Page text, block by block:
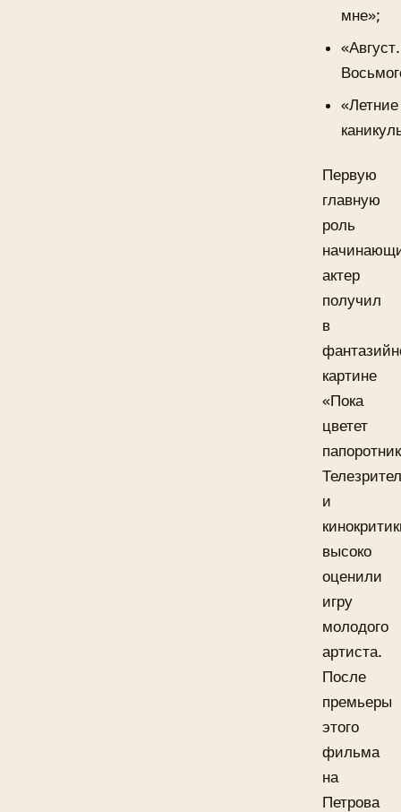
мне»;
«Август.
«Летние
Первую
главную
роль
актер
получил
в
картине
«Пока
цветет
и
высоко
оценили
игру
молодого
артиста.
После
премьеры
этого
фильма
на
Петрова